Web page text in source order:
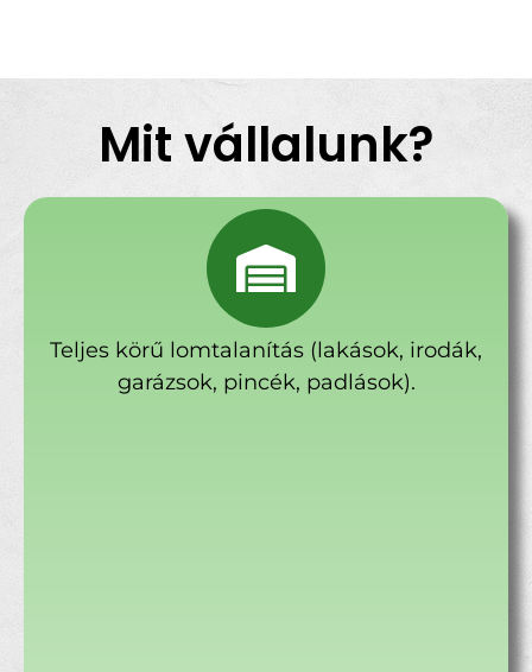
Mit vállalunk?
Teljes körű lomtalanítás (lakások, irodák,
garázsok, pincék, padlások).